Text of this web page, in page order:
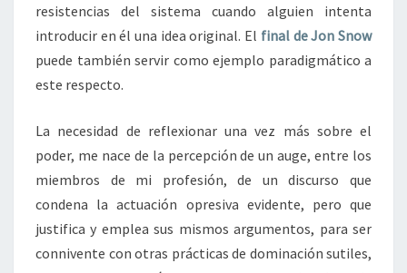
resistencias del sistema cuando alguien intenta
introducir en él una idea original. El final de Jon Snow
puede también servir como ejemplo paradigmático a
este respecto.
La necesidad de reflexionar una vez más sobre el
poder, me nace de la percepción de un auge, entre los
miembros de mi profesión, de un discurso que
condena la actuación opresiva evidente, pero que
justifica y emplea sus mismos argumentos, para ser
connivente con otras prácticas de dominación sutiles,